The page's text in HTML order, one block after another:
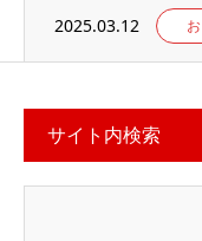
2025.03.12
サイト内検索